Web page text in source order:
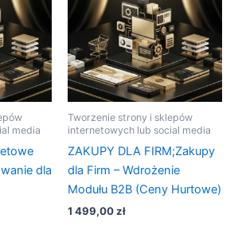
media
dla
Tworzenie strony i sklepów
internetowych lub social media
ZAKUPY DLA FIRM;Zakupy
dla Firm – Wdrożenie
Modułu B2B (Ceny Hurtowe)
1 499,00zł